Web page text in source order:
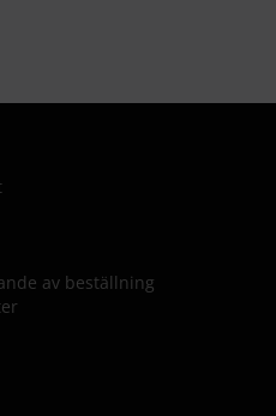
av beställning